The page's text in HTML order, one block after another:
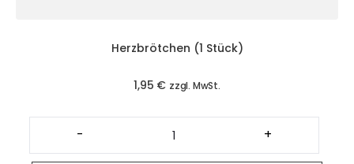
Herzbrötchen (1 Stück)
1,95 € zzgl. MwSt.
-
Herzbrötchen
(1
Stück)
Menge
+